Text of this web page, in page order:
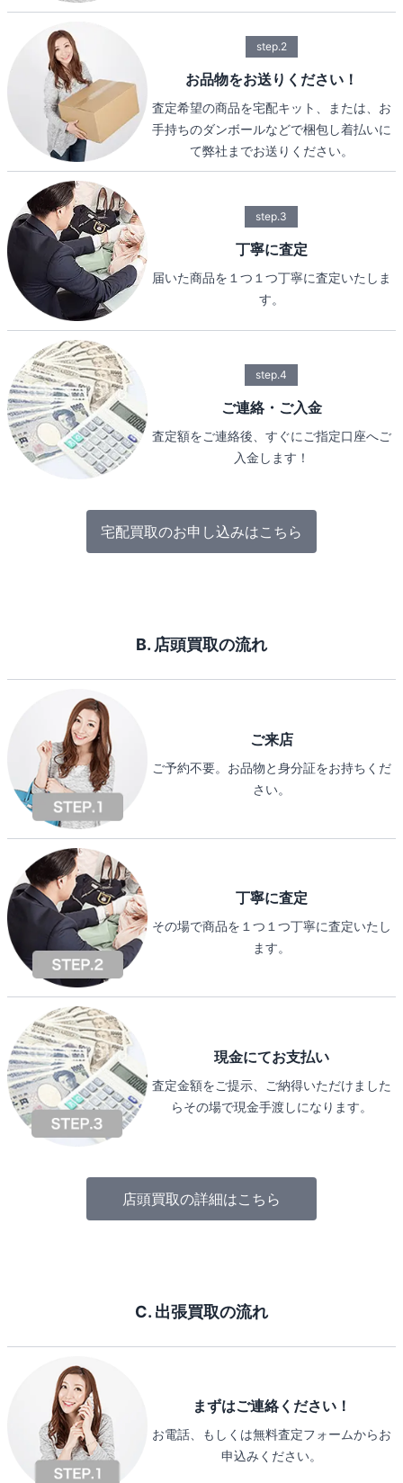
step.2
お品物をお送りください！
査定希望の商品を宅配キット、または、お
手持ちのダンボールなどで梱包し着払いに
て弊社までお送りください。
step.3
丁寧に査定
届いた商品を１つ１つ丁寧に査定いたしま
す。
step.4
ご連絡・ご入金
査定額をご連絡後、すぐにご指定口座へご
入金します！
宅配買取のお申し込みはこちら
B. 店頭買取の流れ
ご来店
ご予約不要。お品物と身分証をお持ちくだ
さい。
丁寧に査定
その場で商品を１つ１つ丁寧に査定いたし
ます。
現金にてお支払い
査定金額をご提示、ご納得いただけました
らその場で現金手渡しになります。
店頭買取の詳細はこちら
C. 出張買取の流れ
まずはご連絡ください！
お電話、もしくは無料査定フォームからお
申込みください。